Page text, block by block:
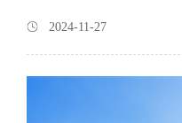
2024-11-27